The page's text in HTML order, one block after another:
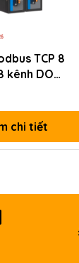
(mm)
TCP 8
kênh DO
2T-
TB-
chi tiết